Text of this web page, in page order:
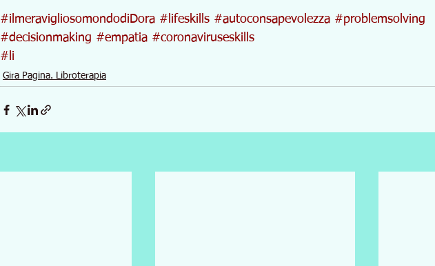
#ilmeravigliosomondodiDora #lifeskills #autoconsapevolezza #problemsolving
#decisionmaking #empatia #coronaviruseskills
#li
Gira Pagina. Libroterapia